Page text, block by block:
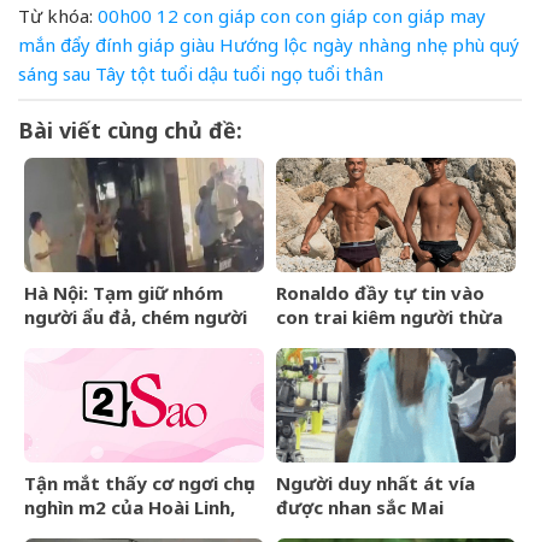
Từ khóa: 00h00 12 con giáp con con giáp con giáp may
mắn đẩy đính giáp giàu Hướng lộc ngày nhàng nhẹ phù quý
sáng sau Tây tột tuổi dậu tuổi ngọ tuổi thân
Bài viết cùng chủ đề:
Hà Nội: Tạm giữ nhóm
người ẩu đả, chém người
Ronaldo đầy tự tin vào
con trai kiêm người thừa
&amp;apos;Thằng bé sẽ
còn cao lớn hơn
tôi&amp;apos;
Tận mắt thấy cơ ngơi chục
nghìn m2 của Hoài Linh,
Người duy nhất át vía
được nhan sắc Mai